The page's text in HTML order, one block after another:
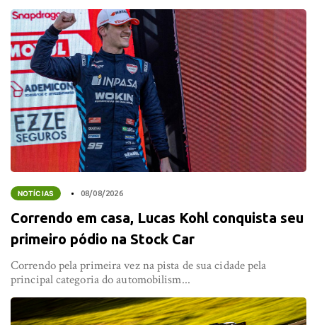
NOTÍCIAS 08/08/2026
Correndo em casa, Lucas Kohl conquista seu
primeiro pódio na Stock Car
Correndo pela primeira vez na pista de sua cidade pela
principal categoria do automobilism...